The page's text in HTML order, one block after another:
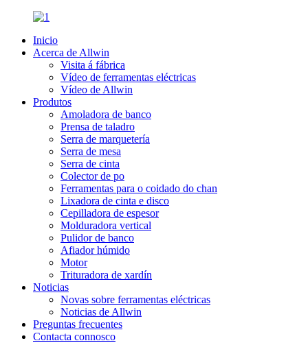
Inicio
Acerca de Allwin
Visita á fábrica
Vídeo de ferramentas eléctricas
Vídeo de Allwin
Produtos
Amoladora de banco
Prensa de taladro
Serra de marquetería
Serra de mesa
Serra de cinta
Colector de po
Ferramentas para o coidado do chan
Lixadora de cinta e disco
Cepilladora de espesor
Molduradora vertical
Pulidor de banco
Afiador húmido
Motor
Trituradora de xardín
Noticias
Novas sobre ferramentas eléctricas
Noticias de Allwin
Preguntas frecuentes
Contacta connosco